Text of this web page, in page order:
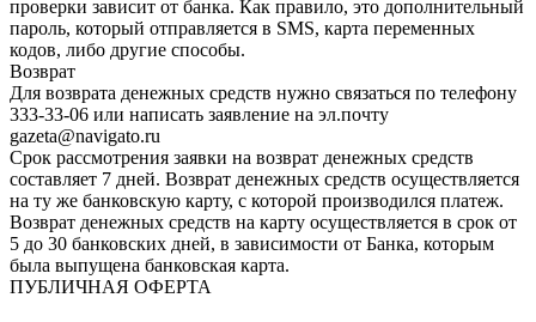
проверки зависит от банка. Как правило, это дополнительный
пароль, который отправляется в SMS, карта переменных
кодов, либо другие способы.
Возврат
Для возврата денежных средств нужно связаться по телефону
333-33-06 или написать заявление на эл.почту
gazeta@navigato.ru
Срок рассмотрения заявки на возврат денежных средств
составляет 7 дней. Возврат денежных средств осуществляется
на ту же банковскую карту, с которой производился платеж.
Возврат денежных средств на карту осуществляется в срок от
5 до 30 банковских дней, в зависимости от Банка, которым
была выпущена банковская карта.
ПУБЛИЧНАЯ ОФЕРТА